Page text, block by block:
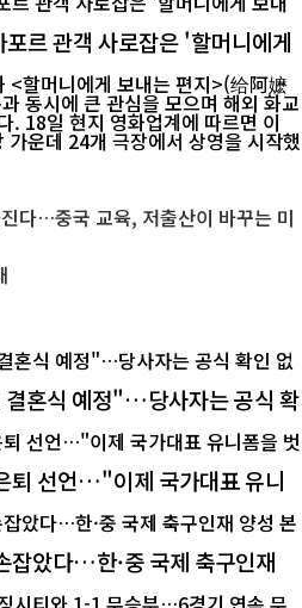
르 관객 사로잡은 '할머니에게
<할머니에게 보내는 편지>(给阿嬷
동시에 큰 관심을 모으며 해외 화교
이
운데 24개 극장에서 상영을 시작했
혼식 예정"…당사자는 공식 확
퇴 선언…"이제 국가대표 유니
잡았다…한·중 국제 축구인재